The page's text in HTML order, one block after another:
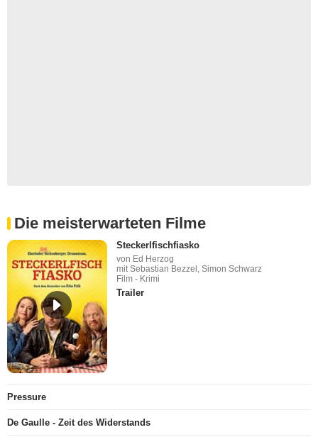
Die meisterwarteten Filme
Steckerlfischfiasko
von Ed Herzog
mit Sebastian Bezzel, Simon Schwarz
Film - Krimi
Trailer
Pressure
De Gaulle - Zeit des Widerstands